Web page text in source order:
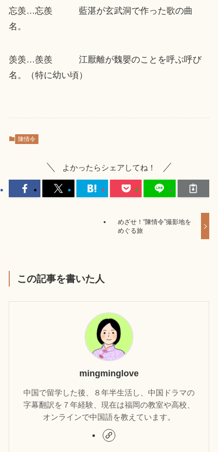
忘羡…忘羨 藍湛が玄武洞で作った歌の曲
名。
羡羡…羨羨 江厭離が魏嬰のことを呼ぶ呼び
名。（特に幼い頃）
陳情令
よかったらシェアしてね！
めざせ！“陳情令”撮影地を
めぐる旅
この記事を書いた人
mingminglove
中国で留学した後、８年半生活し、中国ドラマの
字幕翻訳を７年経験、現在は福岡の教室や高校、
オンラインで中国語を教えています。